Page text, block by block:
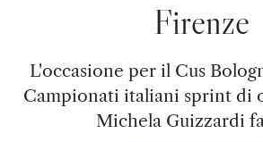
Firenze
L'occasione per il Cus
Campionati italiani sprint di
Michela Guizzardi